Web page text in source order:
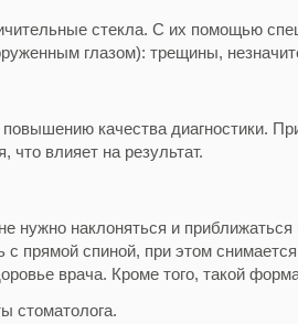
стекла. С их помощью
глазом): трещины,
качества диагностики.
влияет на результат.
нужно наклоняться и
прямой спиной, при этом
врача. Кроме того, такой
стоматолога.